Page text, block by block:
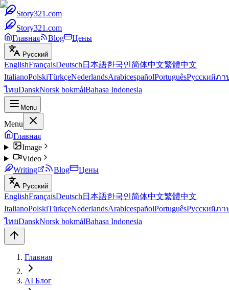
Story321.com
Story321.com
Главная
Blog Цены
Русский
EnglishFrançaisDeutsch 日本語한국인简体中文繁體中文
ItalianoPolskiTürkçeNederlandsArabicespañolPortuguêsРусскийภา
ไทยDanskNorsk bokmålBahasa Indonesia
Menu
Menu
Главная
Image
Video
Writing
Blog Цены
Русский
EnglishFrançaisDeutsch 日本語한국인简体中文繁體中文
ItalianoPolskiTürkçeNederlandsArabicespañolPortuguêsРусскийภา
ไทยDanskNorsk bokmålBahasa Indonesia
Главная
AI Блог